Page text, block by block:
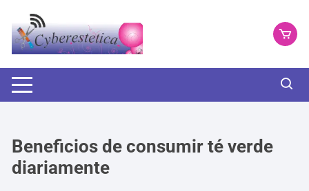
contenido
Beneficios de consumir té verde
diariamente